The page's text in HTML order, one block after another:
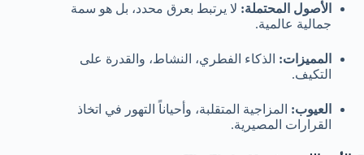
الأصول المحتملة: لا يرتبط بعرق محدد، بل هو سمة
جمالية عالمية.
المميزات: الذكاء الفطري، النشاط، والقدرة على
التكيف.
العيوب: المزاجية المتقلبة، وأحياناً التهور في اتخاذ
القرارات المصيرية.